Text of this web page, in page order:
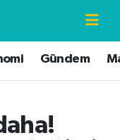
Gündem